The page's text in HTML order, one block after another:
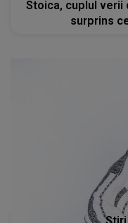
Stoica, cuplul verii
surprins